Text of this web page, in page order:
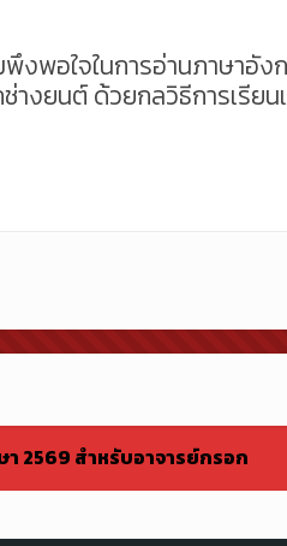
งพอใจในการอ่านภาษาอั
างยนต์ ด้วยกลวิธีการเรีย
2569 สำหรับอาจารย์กรอก